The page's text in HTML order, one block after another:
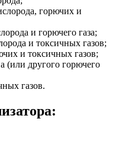
горючих и
и горючего газа;
и токсичных газов;
и токсичных газов;
другого горючего
газов.